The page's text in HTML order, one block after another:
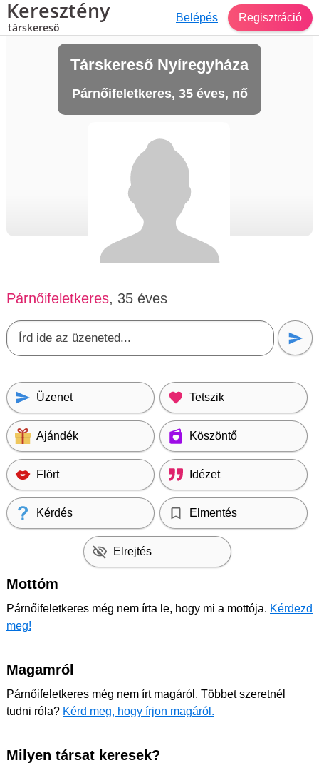
Keresztény
társkereső
Belépés Regisztráció
Társkereső Nyíregyháza
Párnőifeletkeres, 35 éves, nő
Párnőifeletkeres, 35 éves
Üzenet Tetszik
Ajándék Köszöntő
Flört Idézet
Kérdés Elmentés
Elrejtés
Mottóm
Párnőifeletkeres még nem írta le, hogy mi a mottója. Kérdezd
meg!
Magamról
Párnőifeletkeres még nem írt magáról. Többet szeretnél
tudni róla? Kérd meg, hogy írjon magáról.
Milyen társat keresek?